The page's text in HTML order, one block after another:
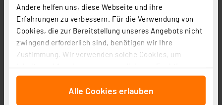
Andere helfen uns, diese Webseite und ihre
Erfahrungen zu verbessern. Für die Verwendung von
Cookies, die zur Bereitstellung unseres Angebots nicht
zwingend erforderlich sind, benötigen wir Ihre
Zustimmung. Wir verwenden solche Cookies, um
für soziale Medien anbieten zu können und die Zugriffe
auf unsere Website zu analysieren. Außerdem geben
Alle Cookies erlauben
2 3 4 5 (1)
129,95 €
inkl. MwSt.